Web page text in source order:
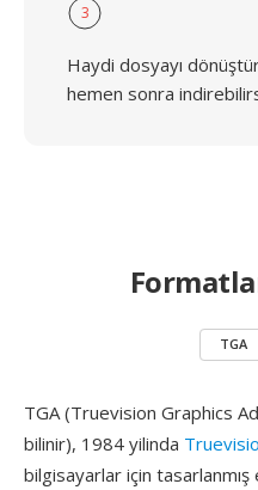
3
Haydi dosyayı
hemen sonra
TGA
TGA (Truevision Graphics
bilinir), 1984 yilinda
bilgisayarlar için